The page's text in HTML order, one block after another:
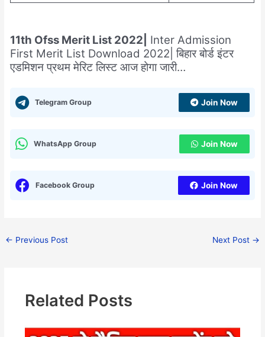
11th Ofss Merit List 2022|
Inter Admission
First Merit List Download 2022| बिहार बोर्ड इंटर
एडमिशन प्रथम मेरिट लिस्ट आज होगा जारी…
Telegram Group Join Now
WhatsApp Group Join Now
Facebook Group Join Now
← Previous Post Next Post →
Related Posts